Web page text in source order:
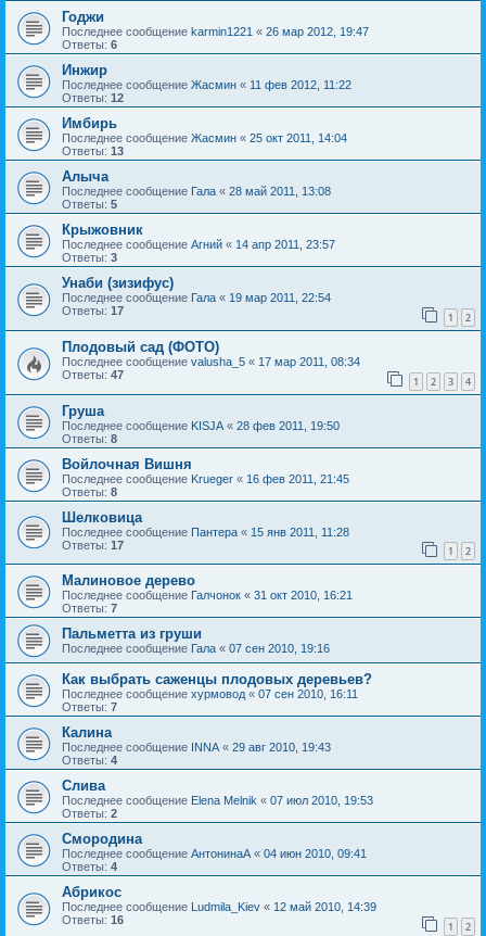
Годжи
Последнее сообщение karmin1221 « 26 мар 2012, 19:47
Ответы: 6
Инжир
Последнее сообщение Жасмин « 11 фев 2012, 11:22
Ответы: 12
Имбирь
Последнее сообщение Жасмин « 25 окт 2011, 14:04
Ответы: 13
Алыча
Последнее сообщение Гала « 28 май 2011, 13:08
Ответы: 5
Крыжовник
Последнее сообщение Агний « 14 апр 2011, 23:57
Ответы: 3
Унаби (зизифус)
Последнее сообщение Гала « 19 мар 2011, 22:54
Ответы: 17 1 2
Плодовый сад (ФОТО)
Последнее сообщение valusha_5 « 17 мар 2011, 08:34
Ответы: 47 1 2 3 4
Груша
Последнее сообщение KISJA « 28 фев 2011, 19:50
Ответы: 8
Войлочная Вишня
Последнее сообщение Krueger « 16 фев 2011, 21:45
Ответы: 8
Шелковица
Последнее сообщение Пантера « 15 янв 2011, 11:28
Ответы: 17 1 2
Малиновое дерево
Последнее сообщение Галчонок « 31 окт 2010, 16:21
Ответы: 7
Пальметта из груши
Последнее сообщение Гала « 07 сен 2010, 19:16
Как выбрать саженцы плодовых деревьев?
Последнее сообщение хурмовод« 07 сен 2010, 16:11
Ответы: 7
Калина
Последнее сообщение INNA« 29 авг 2010, 19:43
Ответы: 4
Слива
Последнее сообщение Elena Melnik « 07 июл 2010, 19:53
Ответы: 2
Смородина
Последнее сообщение АнтонинаА« 04 июн 2010, 09:41
Ответы: 4
Абрикос
Последнее сообщение Ludmila_Kiev « 12 май 2010, 14:39
Ответы: 16 1 2